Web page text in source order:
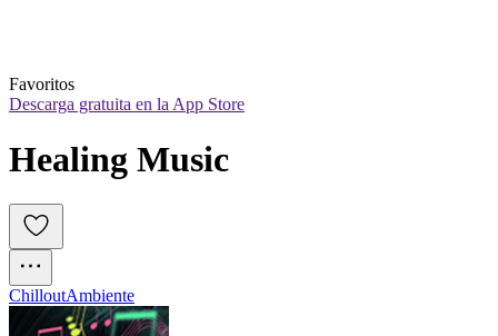
Favoritos
Descarga gratuita en la App Store
Healing Music
ChilloutAmbiente